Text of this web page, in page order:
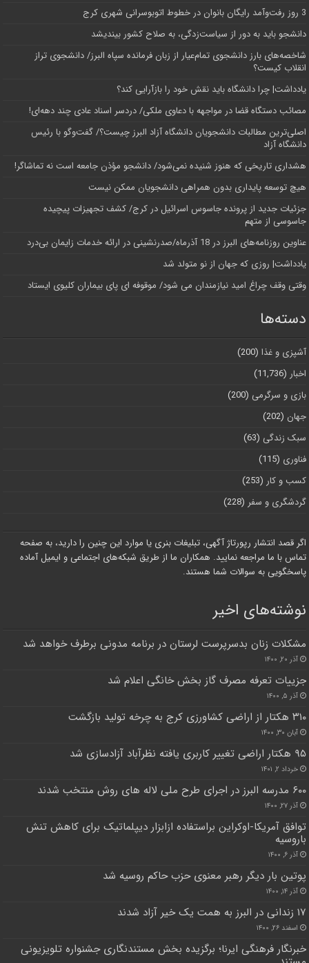
3 روز رفت‌وآمد رایگان بانوان در خطوط اتوبوسرانی شهری کرج
دانشجو باید به دور از سیاست‌زدگی، به صلاح کشور بیندیشد
شاخصه‌های بارز دانشجوی تمام‌عیار از زبان فرمانده سپاه البرز/ دانشجوی تراز
انقلاب کیست؟
یادداشت| چرا دانشگاه باید نقش خود را بازآرایی کند؟
مصائب دستگاه قضا در مواجهه با دعاوی ملکی/ دردسر اسناد عادی چند‌ دهه‌ای!
اصلی‌ترین مطالبات دانشجویان دانشگاه آزاد البرز چیست؟/ گفت‌وگو با رئیس
دانشگاه آز‌اد
هشداری تاریخی که هنوز شنیده نمی‌شود/ دانشجو مؤذن جامعه است نه تماشاگر!
هیچ توسعه پایداری بدون همراهی دانشجویان ممکن نیست
جزئیات جدید از پرونده جاسوس اسرائیل در کرج/‌ کشف تجهیزات پیچیده
جاسوسی از متهم
عناوین روزنامه‌های البرز در ‌18 آذرماه/صدرنشینی در ارائه خدمات زایمان بی‌درد
یادداشت| روزی که جهان از نو متولد شد
وقتی وقف چراغ امید نیازمندان می شود/ موقوفه ای پای بیماران کلیوی ایستاد
دسته‌ها
آشپزی و غذا (200)
اخبار (11,736)
بازی و سرگرمی (200)
جهان (202)
سبک زندگی (63)
فناوری (115)
کسب و کار (253)
گردشگری و سفر (228)
اگر قصد انتشار رپورتاژ آگهی، تبلیغات بنری یا موارد این چنین را دارید، به صفحه
تماس با ما مراجعه نمایید. همکاران ما از طریق شبکه‌های اجتماعی و ایمیل آماده
پاسخگویی به سوالات شما هستند.
نوشته‌های اخیر
مشکلات زنان بدسرپرست لرستان در برنامه مدونی برطرف خواهد شد
آذر ۲۰, ۱۴۰۰
جزییات تعرفه مصرف گاز بخش خانگی اعلام شد
آذر ۵, ۱۴۰۰
۳۱۰ هکتار از اراضی کشاورزی کرج به چرخه تولید بازگشت
آبان ۳۰, ۱۴۰۰
۹۵ هکتار اراضی تغییر کاربری یافته نظرآباد آزادسازی شد
خرداد ۲, ۱۴۰۱
۶۰۰ مدرسه البرز در اجرای طرح ملی لاله های روش منتخب شدند
آذر ۲۷, ۱۴۰۰
توافق آمریکا-اوکراین براستفاده ازابزار دیپلماتیک برای کاهش تنش
باروسیه
آذر ۶, ۱۴۰۰
پوتین بار دیگر رهبر معنوی حزب حاکم روسیه شد
آذر ۱۴, ۱۴۰۰
۱۷ زندانی در البرز به همت یک خیر آزاد شدند
اسفند ۲۶, ۱۴۰۰
خبرنگار فرهنگی ایرنا؛ برگزیده بخش مستندنگاری جشنواره تلویزیونی